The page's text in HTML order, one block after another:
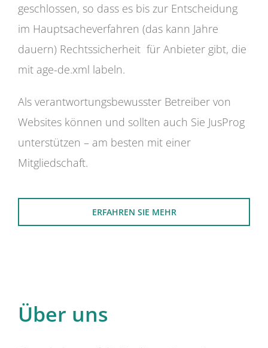
geschlossen, so dass es bis zur Entscheidung
im Hauptsacheverfahren (das kann Jahre
dauern) Rechtssicherheit für Anbieter gibt, die
mit age-de.xml labeln.
Als verantwortungsbewusster Betreiber von
Websites können und sollten auch Sie JusProg
unterstützen – am besten mit einer
Mitgliedschaft.
ERFAHREN SIE MEHR
Über uns